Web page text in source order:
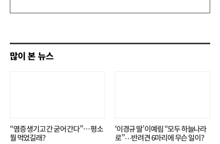
기
많이 본 뉴스
“염증 생기고 간 굳어 간다”… 평소
뭘 먹었길래?
‘이경규 딸’ 이예림 “모두 하늘나라
로”⋯반려견 6마리에 무슨 일이?